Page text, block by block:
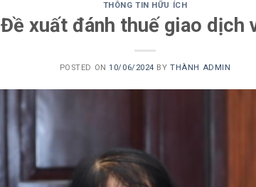
THÔNG TIN HỮU ÍCH
Đề xuất đánh thuế giao dịch
POSTED ON10/06/2024 BYTHÀNH ADMIN